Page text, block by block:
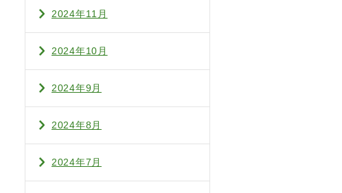
2024年11月
2024年10月
2024年9月
2024年8月
2024年7月